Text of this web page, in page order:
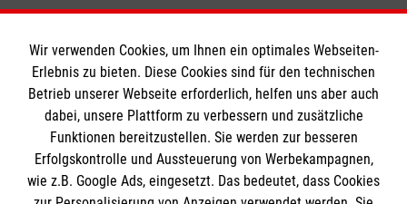
Informationen
Impressum
Datenschutz
Die Malteser
Wir verwenden Cookies, um Ihnen ein optimales Webseiten-
Erlebnis zu bieten. Diese Cookies sind für den technischen
Betrieb unserer Webseite erforderlich, helfen uns aber auch
dabei, unsere Plattform zu verbessern und zusätzliche
Funktionen bereitzustellen. Sie werden zur besseren
Erfolgskontrolle und Aussteuerung von Werbekampagnen,
wie z.B. Google Ads, eingesetzt. Das bedeutet, dass Cookies